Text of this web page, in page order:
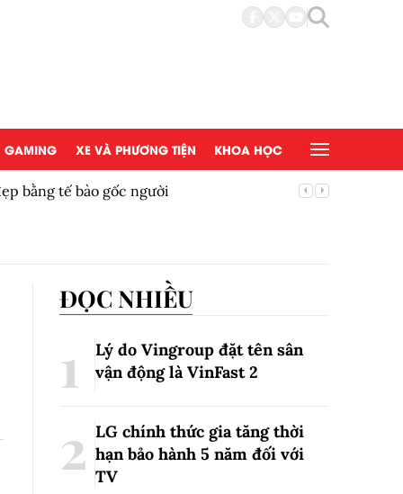
GAMING XE VÀ PHƯƠNG TIỆN KHOA HỌC
dự thầu và những lỗi cần tránh
ĐỌC NHIỀU
Lý do Vingroup đặt tên sân
vận động là VinFast2
LG chính thức gia tăng thời
hạn bảo hành 5 năm đối với
TV